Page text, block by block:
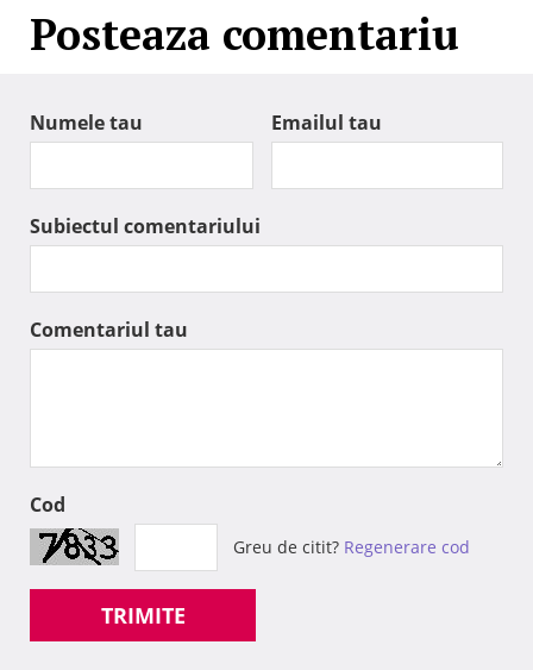
Posteaza comentariu
Numele tau Emailul tau
Subiectul comentariului
Comentariul tau
Cod
Greu de citit? Regenerare cod
TRIMITE